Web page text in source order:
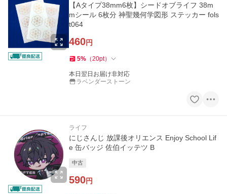
【Aタイプ38mm6枚】シードオブライフ 38m
mシール 6枚分 神聖幾何学図形 ステッカー fols
t064
460円
5% （20pt）
本日翌日お届け非対応
ラベンダーストーン
ライフ
にじさんじ 放課後オリエンス Enjoy School Lif
e 缶バッジ 佐伯イッテツ B
中古
590円